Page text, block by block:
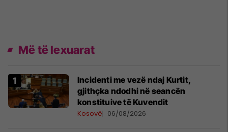
Më të lexuarat
Incidenti me vezë ndaj Kurtit,
gjithçka ndodhi në seancën
konstituive të Kuvendit
Kosovë 06/08/2026